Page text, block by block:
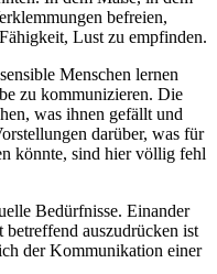
befreien,
Lust zu empfinden.
Menschen lernen
zu kommunizieren. Die
was ihnen gefällt und
darüber, was für
könnte, sind hier völlig fehl
Bedürfnisse. Einander
auszudrücken ist
der Kommunikation einer